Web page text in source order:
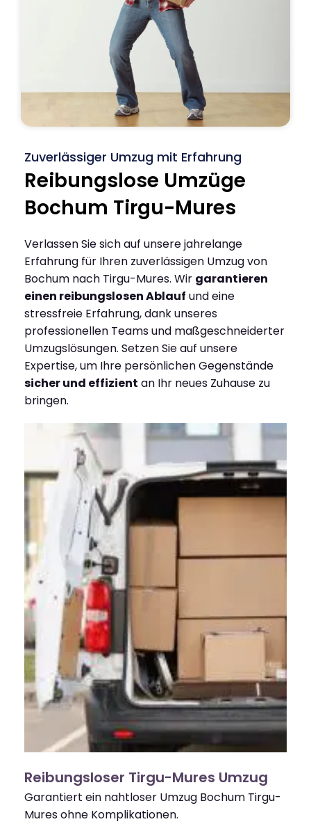
Zuverlässiger Umzug mit Erfahrung
Reibungslose Umzüge
Bochum Tirgu-Mures
Verlassen Sie sich auf unsere jahrelange
Erfahrung für Ihren zuverlässigen Umzug von
Bochum nach Tirgu-Mures. Wir garantieren
einen reibungslosen Ablauf und eine
stressfreie Erfahrung, dank unseres
professionellen Teams und maßgeschneiderter
Umzugslösungen. Setzen Sie auf unsere
Expertise, um Ihre persönlichen Gegenstände
sicher und effizient an Ihr neues Zuhause zu
bringen.
Reibungsloser Tirgu-Mures Umzug
Garantiert ein nahtloser Umzug Bochum Tirgu-
Mures ohne Komplikationen.